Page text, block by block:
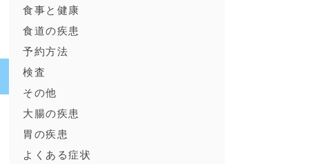
食事と健康
食道の疾患
予約方法
検査
その他
大腸の疾患
胃の疾患
よくある症状